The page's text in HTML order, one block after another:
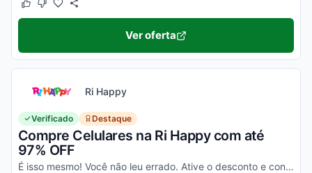
Este cupom funcionou
Este cupom não funcionou
Ver oferta
Ri Happy
Verificado Destaque
Compre Celulares na Ri Happy com até
97% OFF
É isso mesmo! Você não leu errado. Ative o desconto e confira essa novidade!